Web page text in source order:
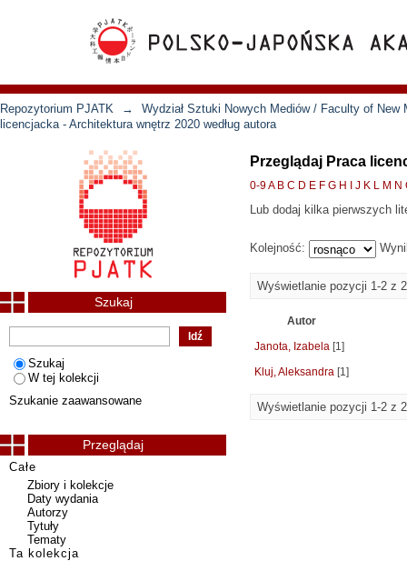
Repozytorium PJATK →
Wydział Sztuki Nowych Mediów / Faculty of New
licencjacka - Architektura wnętrz 2020 według autora
Przeglądaj Praca
0-9A B C D E F G H J K L M N
Lub dodaj kilka pierwszych
Kolejność:
Wyświetlanie pozycji 1-2 z 2
Autor
Janota, Izabela [1]
Kluj, Aleksandra [1]
Wyświetlanie pozycji 1-2 z 2
Szukaj
Szukaj
W tej kolekcji
Szukanie zaawansowane
Przeglądaj
Całe
Zbiory i kolekcje
Daty wydania
Autorzy
Tytuły
Tematy
Ta kolekcja